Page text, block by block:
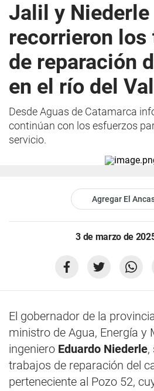
Jalil y Niederle
recorrieron los
de reparación
en el río del
Desde Aguas de Catamarca
continúan con los esfuerzos
servicio.
Agregar El
3 de marzo de
El gobernador de la
ministro de Agua, Energía y
ingeniero Eduardo Niederle,
trabajos de reparación del
perteneciente al Pozo 52,